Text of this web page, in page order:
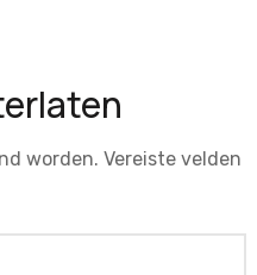
worden. Vereiste velden